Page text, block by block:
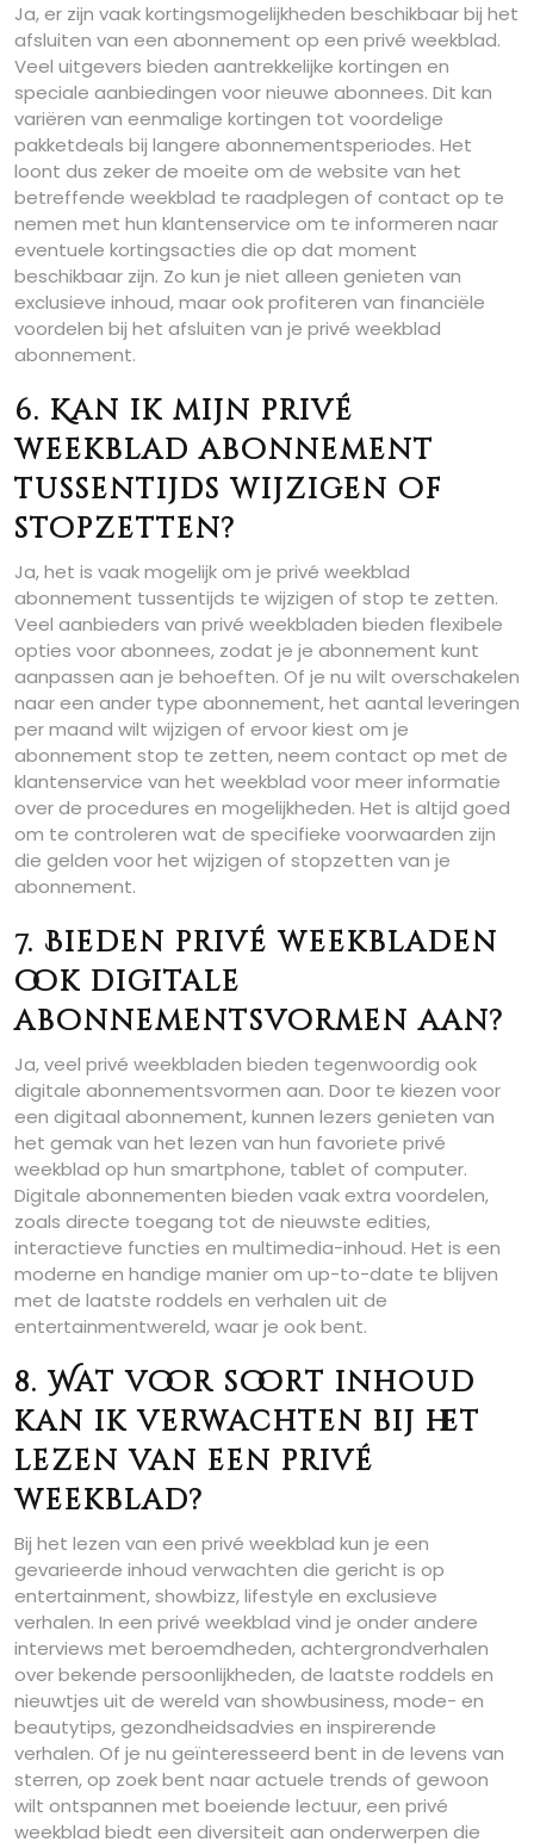
Ja, er zijn vaak kortingsmogelijkheden beschikbaar bij het
afsluiten van een abonnement op een privé weekblad.
Veel uitgevers bieden aantrekkelijke kortingen en
speciale aanbiedingen voor nieuwe abonnees. Dit kan
variëren van eenmalige kortingen tot voordelige
pakketdeals bij langere abonnementsperiodes. Het
loont dus zeker de moeite om de website van het
betreffende weekblad te raadplegen of contact op te
nemen met hun klantenservice om te informeren naar
eventuele kortingsacties die op dat moment
beschikbaar zijn. Zo kun je niet alleen genieten van
exclusieve inhoud, maar ook profiteren van financiële
voordelen bij het afsluiten van je privé weekblad
abonnement.
6. Kan ik mijn privé
weekblad abonnement
tussentijds wijzigen of
stopzetten?
Ja, het is vaak mogelijk om je privé weekblad
abonnement tussentijds te wijzigen of stop te zetten.
Veel aanbieders van privé weekbladen bieden flexibele
opties voor abonnees, zodat je je abonnement kunt
aanpassen aan je behoeften. Of je nu wilt overschakelen
naar een ander type abonnement, het aantal leveringen
per maand wilt wijzigen of ervoor kiest om je
abonnement stop te zetten, neem contact op met de
klantenservice van het weekblad voor meer informatie
over de procedures en mogelijkheden. Het is altijd goed
om te controleren wat de specifieke voorwaarden zijn
die gelden voor het wijzigen of stopzetten van je
abonnement.
7. Bieden privé weekbladen
ook digitale
abonnementsvormen aan?
Ja, veel privé weekbladen bieden tegenwoordig ook
digitale abonnementsvormen aan. Door te kiezen voor
een digitaal abonnement, kunnen lezers genieten van
het gemak van het lezen van hun favoriete privé
weekblad op hun smartphone, tablet of computer.
Digitale abonnementen bieden vaak extra voordelen,
zoals directe toegang tot de nieuwste edities,
interactieve functies en multimedia-inhoud. Het is een
moderne en handige manier om up-to-date te blijven
met de laatste roddels en verhalen uit de
entertainmentwereld, waar je ook bent.
8. Wat voor soort inhoud
kan ik verwachten bij het
lezen van een privé
weekblad?
Bij het lezen van een privé weekblad kun je een
gevarieerde inhoud verwachten die gericht is op
entertainment, showbizz, lifestyle en exclusieve
verhalen. In een privé weekblad vind je onder andere
interviews met beroemdheden, achtergrondverhalen
over bekende persoonlijkheden, de laatste roddels en
nieuwtjes uit de wereld van showbusiness, mode- en
beautytips, gezondheidsadvies en inspirerende
verhalen. Of je nu geïnteresseerd bent in de levens van
sterren, op zoek bent naar actuele trends of gewoon
wilt ontspannen met boeiende lectuur, een privé
weekblad biedt een diversiteit aan onderwerpen die